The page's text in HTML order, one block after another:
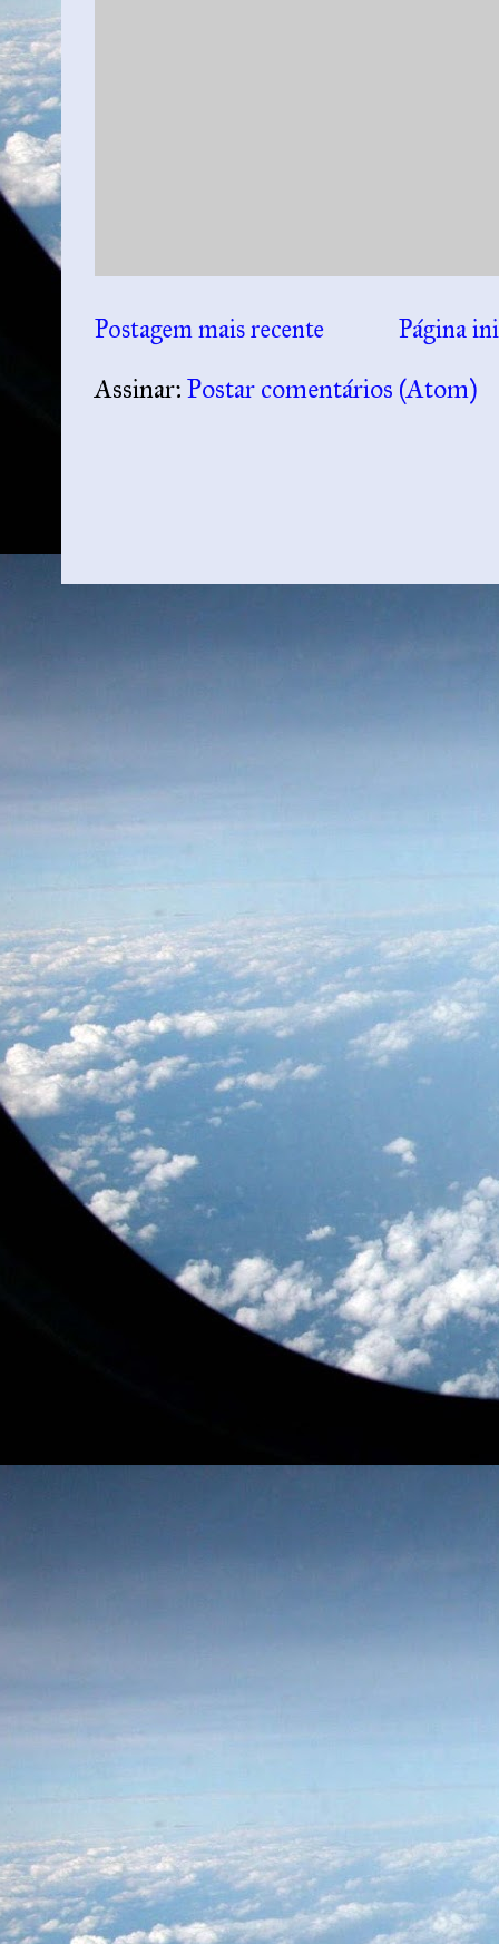
Postagem mais recente Página
Assinar: Postar comentários (Atom)